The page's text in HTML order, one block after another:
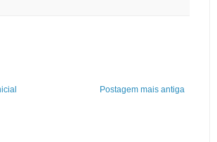
Postagem mais antiga